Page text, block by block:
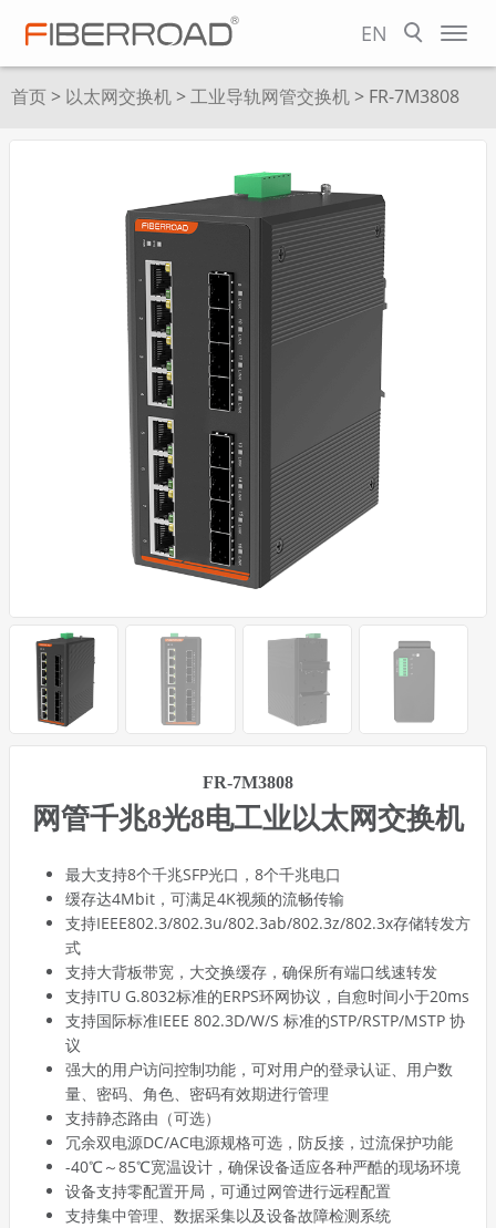
EN
首页> 以太网交换机>工业导轨网管交换机> FR-7M3808
FR-7M3808
网管千兆8光8电工业以太网交换机
最大支持8个千兆SFP光口，8个千兆电口
缓存达4Mbit，可满足4K视频的流畅传输
支持IEEE802.3/802.3u/802.3ab/802.3z/802.3x存储转发方
式
支持大背板带宽，大交换缓存，确保所有端口线速转发
支持ITU G.8032标准的ERPS环网协议，自愈时间小于20ms
支持国际标准IEEE 802.3D/W/S 标准的STP/RSTP/MSTP 协
议
强大的用户访问控制功能，可对用户的登录认证、用户数
量、密码、角色、密码有效期进行管理
支持静态路由（可选）
冗余双电源DC/AC电源规格可选，防反接，过流保护功能
-40℃～85℃宽温设计，确保设备适应各种严酷的现场环境
设备支持零配置开局，可通过网管进行远程配置
支持集中管理、数据采集以及设备故障检测系统